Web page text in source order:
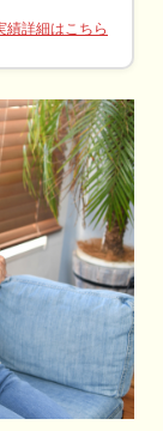
績詳細はこちら